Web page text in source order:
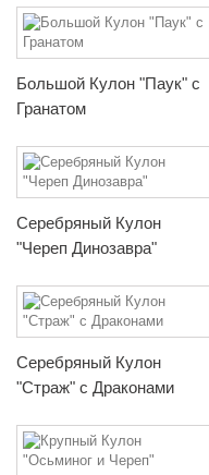
Большой Кулон "Паук" с
Гранатом
Серебряный Кулон
"Череп Динозавра"
Серебряный Кулон
"Страж" с Драконами